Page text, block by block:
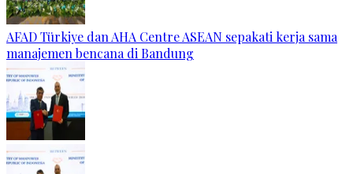
AFAD Türkiye dan AHA Centre ASEAN sepakati kerja sama
manajemen bencana di Bandung